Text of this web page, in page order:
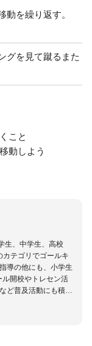
動を繰り返す。
グを見て蹴るまた
こと
動しよう
生、中学生、高校
テゴリでゴールキ
導の他にも、小学生
開校やトレセン活
ど普及活動にも積極
」まで指導する日本